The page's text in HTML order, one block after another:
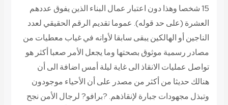
15 شخصا وهذا دون اعتبار عمال البناء الذين يفوق عددهم
العشرة (على حد قوله). عموما تقديم الرقم الحقيقي لعدد
الناجين أو الهالكين يبقى سابقا لأوانه في غياب معطيات من
مصادر رسمية موثوق بصحتها وما يجعل الأمر صعبا أكثر هو
تواصل عمليات الانقاذ الى غاية ليلة أمس اضافة الى أن
هنالك حديثا من أكثر من مصدر على أن الأحياء موجودون
وتبذل مجهودات جبارة لإنقاذهم. ?برافو? لرجال الأمن نجح